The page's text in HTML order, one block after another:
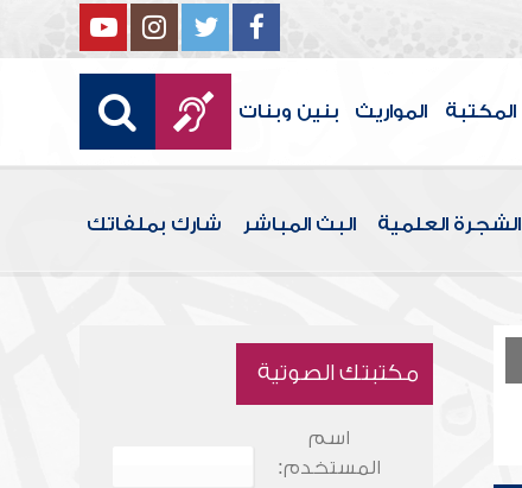
المكتبة المواريث بنين وبنات
الشجرة العلمية البث المباشر شارك بملفاتك
مكتبتك الصوتية
اسم
المستخدم: